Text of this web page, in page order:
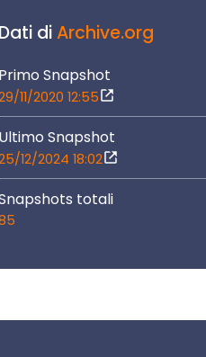
Dati diArchive.org
Primo Snapshot
11/2020 12:55
Ultimo Snapshot
12/2024 18:02
totali